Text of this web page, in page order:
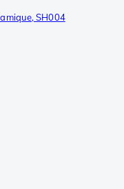
SH004